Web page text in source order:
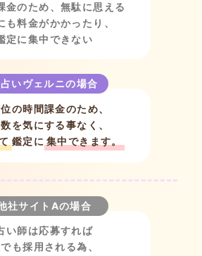
金のため、無駄に思える
も料金がかかったり、
定に集中できない
占いヴェルニの場合
の時間課金のため、
を気にする事なく、
鑑定に 集中できます。
社サイトAの場合
い師は応募すれば
も採用される為、